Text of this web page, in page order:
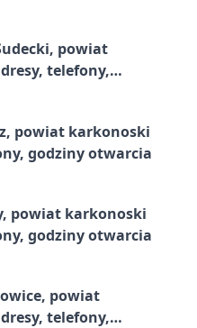
powiat
telefony,
powiat karkonoski
godziny otwarcia
powiat karkonoski
godziny otwarcia
powiat
telefony,